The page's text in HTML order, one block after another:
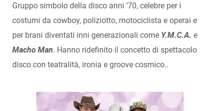
Gruppo simbolo della disco anni ’70, celebre per i
costumi da cowboy, poliziotto, motociclista e operai e
per brani diventati inni generazionali come Y.M.C.A. e
Macho Man. Hanno ridefinito il concetto di spettacolo
disco con teatralità, ironia e groove cosmico..